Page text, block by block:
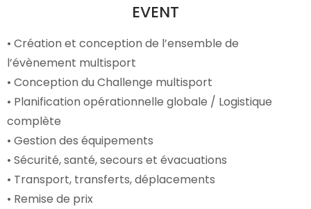
EVENT
• Création et conception de l’ensemble de
l’évènement multisport
• Conception du Challenge multisport
• Planification opérationnelle globale / Logistique
complète
• Gestion des équipements
• Sécurité, santé, secours et évacuations
• Transport, transferts, déplacements
• Remise de prix